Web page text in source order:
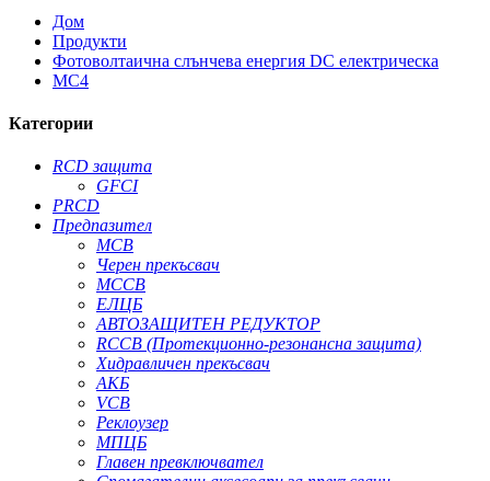
Дом
Продукти
Фотоволтаична слънчева енергия DC електрическа
MC4
Категории
RCD защита
GFCI
PRCD
Предпазител
MCB
Черен прекъсвач
MCCB
ЕЛЦБ
АВТОЗАЩИТЕН РЕДУКТОР
RCCB (Протекционно-резонансна защита)
Хидравличен прекъсвач
АКБ
VCB
Реклоузер
МПЦБ
Главен превключвател